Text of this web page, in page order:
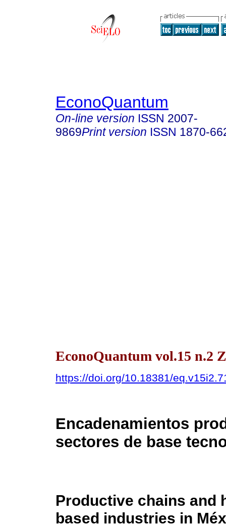
EconoQuantum
On-line version ISSN 2007-
9869Print version ISSN 1870-
EconoQuantum vol.15 n.2
https://doi.org/10.18381/
Encadenamientos
sectores de base
Productive chains and
based industries in